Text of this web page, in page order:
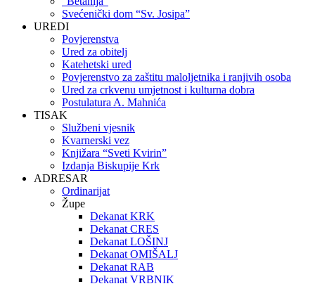
Svećenički dom “Sv. Josipa”
UREDI
Povjerenstva
Ured za obitelj
Katehetski ured
Povjerenstvo za zaštitu maloljetnika i ranjivih osoba
Ured za crkvenu umjetnost i kulturna dobra
Postulatura A. Mahnića
TISAK
Službeni vjesnik
Kvarnerski vez
Knjižara “Sveti Kvirin”
Izdanja Biskupije Krk
ADRESAR
Ordinarijat
Župe
Dekanat KRK
Dekanat CRES
Dekanat LOŠINJ
Dekanat OMIŠALJ
Dekanat RAB
Dekanat VRBNIK